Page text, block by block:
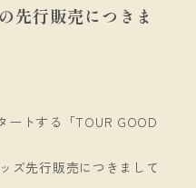
先行販売につきま
ートする「TOUR GOOD
ズ先行販売につきまして